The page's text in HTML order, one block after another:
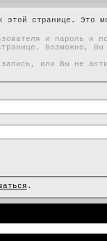
странице. Это
и пароль и
Возможно, Вы
или Вы не
.